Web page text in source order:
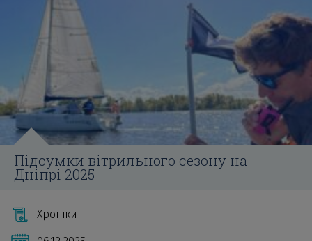
Підсумки вітрильного сезону на
Дніпрі 2025
Хроніки